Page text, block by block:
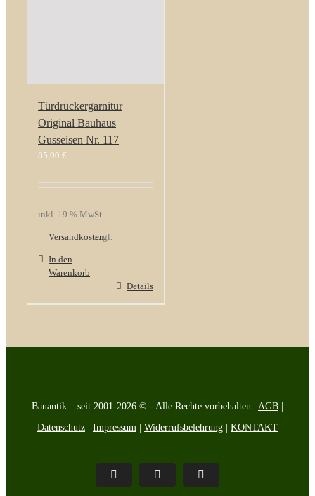
Türdrückergarnitur
Original Bauhaus
Gusseisen Nr. 117
85,00 €
inkl. 19 % MwSt.
zzgl.
Versandkosten
In den
Warenkorb
Details
Bauantik – seit 2001-2026 © - Alle Rechte vorbehalten | AGB |
Datenschutz | Impressum | Widerrufsbelehrung | KONTAKT
Pinterest FacebookInstagram